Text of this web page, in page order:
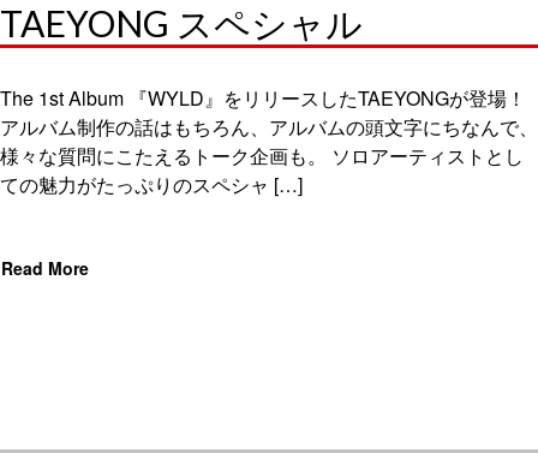
TAEYONG スペシャル
The 1st Album 『WYLD』をリリースしたTAEYONGが登場！
アルバム制作の話はもちろん、アルバムの頭文字にちなんで、
様々な質問にこたえるトーク企画も。 ソロアーティストとし
ての魅力がたっぷりのスペシャ […]
Read More